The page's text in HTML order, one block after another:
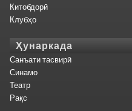
Китобдорӣ
Клубҳо
Ҳунаркада
Санъати тасвирӣ
Синамо
Театр
Рақс